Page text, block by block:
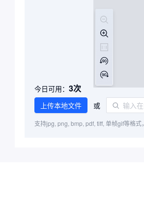
今日可用： 3次
上传本地文件 或
支持jpg, png, bmp, pdf, tiff, 单帧gif等格式，